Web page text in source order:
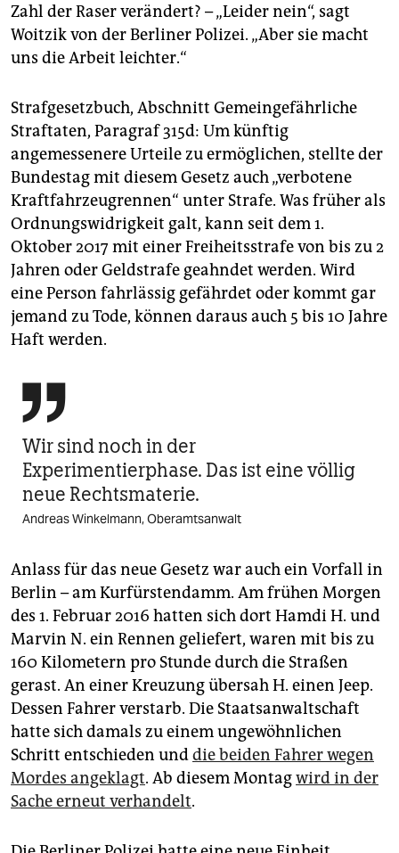
Zahl der Raser verändert? – „Leider nein“, sagt
Woitzik von der Berliner Polizei. „Aber sie macht
uns die Arbeit leichter.“
Strafgesetzbuch, Abschnitt Gemeingefährliche
Straftaten, Paragraf 315d: Um künftig
angemessenere Urteile zu ermöglichen, stellte der
Bundestag mit diesem Gesetz auch „verbotene
Kraftfahrzeug­rennen“ unter Strafe. Was früher als
Ordnungswidrigkeit galt, kann seit dem 1.
Oktober 2017 mit einer Freiheitsstrafe von bis zu 2
Jahren oder Geldstrafe geahndet werden. Wird
eine Person fahrlässig gefährdet oder kommt gar
jemand zu Tode, können daraus auch 5 bis 10 Jahre
Haft werden.

Wir sind noch in der
Experimentierphase. Das ist eine völlig
neue Rechtsmaterie.
Andreas Winkelmann, Oberamtsanwalt
Anlass für das neue Gesetz war auch ein Vorfall in
Berlin – am Kurfürstendamm. Am frühen Morgen
des 1. Februar 2016 hatten sich dort Hamdi H. und
Marvin N. ein Rennen geliefert, waren mit bis zu
160 Kilometern pro Stunde durch die Straßen
gerast. An einer Kreuzung übersah H. einen Jeep.
Dessen Fahrer verstarb. Die Staatsanwaltschaft
hatte sich damals zu einem ungewöhnlichen
Schritt entschieden unddie beiden Fahrer wegen
Mordes angeklagt. Ab diesem Montagwird in der
Sache erneut verhandelt.